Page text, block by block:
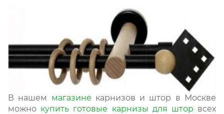
В нашем магазине карнизов и штор в Москве
можно купить готовые карнизы для шторвсех